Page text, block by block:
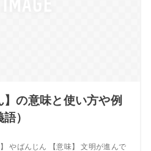
の意味と使い方や例
）
やばんじん 【意味】 文明が進んで